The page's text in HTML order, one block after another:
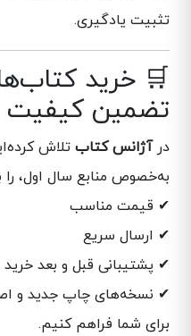
تثبیت یادگیری.
🛒 خرید
تضمین کیفیت
درآژانس کتاب تلاش
به‌خصوص منابع سال اول، را
✔ قیمت مناسب
✔ ارسال سریع
✔ پشتیبانی قبل و بعد خرید
✔ نسخه‌های چاپ جدید و
برای شما فراهم کنیم.